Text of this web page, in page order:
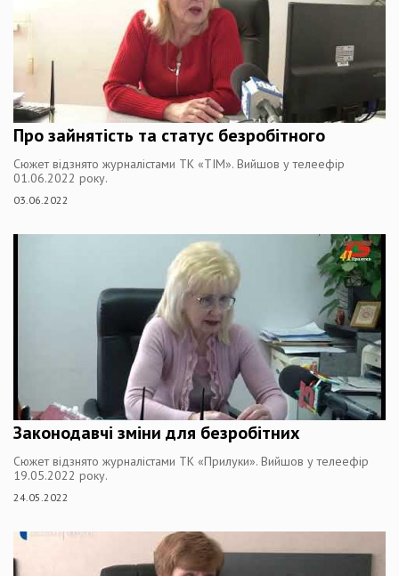
Про зайнятість та статус безробітного
Сюжет відзнято журналістами ТК «ТІМ». Вийшов у телеефір
01.06.2022 року.
03.06.2022
Законодавчі зміни для безробітних
Сюжет відзнято журналістами ТК «Прилуки». Вийшов у телеефір
19.05.2022 року.
24.05.2022